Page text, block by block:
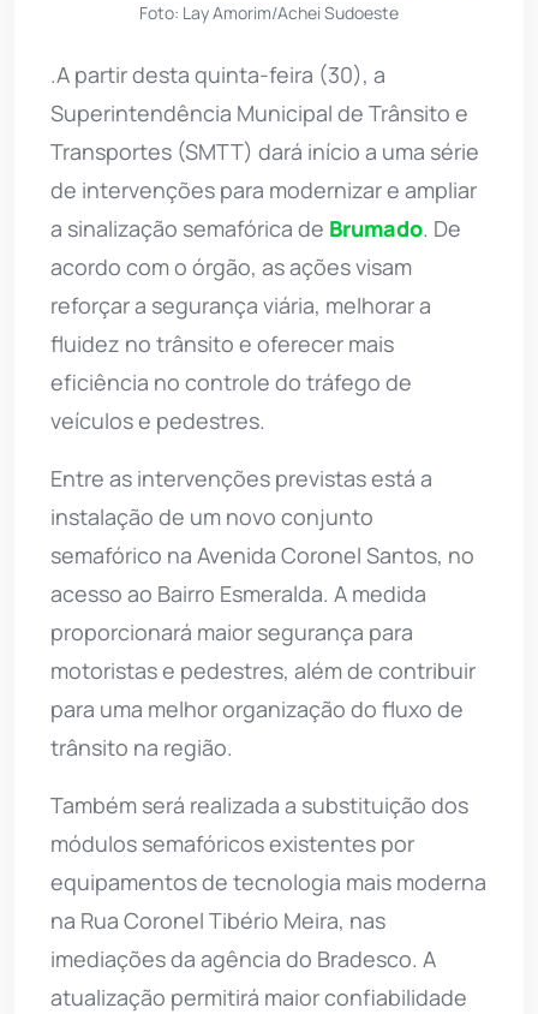
Foto: Lay Amorim/Achei Sudoeste
.A partir desta quinta-feira (30), a
Superintendência Municipal de Trânsito e
Transportes (SMTT) dará início a uma série
de intervenções para modernizar e ampliar
a sinalização semafórica de Brumado. De
acordo com o órgão, as ações visam
reforçar a segurança viária, melhorar a
fluidez no trânsito e oferecer mais
eficiência no controle do tráfego de
veículos e pedestres.
Entre as intervenções previstas está a
instalação de um novo conjunto
semafórico na Avenida Coronel Santos, no
acesso ao Bairro Esmeralda. A medida
proporcionará maior segurança para
motoristas e pedestres, além de contribuir
para uma melhor organização do fluxo de
trânsito na região.
Também será realizada a substituição dos
módulos semafóricos existentes por
equipamentos de tecnologia mais moderna
na Rua Coronel Tibério Meira, nas
imediações da agência do Bradesco. A
atualização permitirá maior confiabilidade